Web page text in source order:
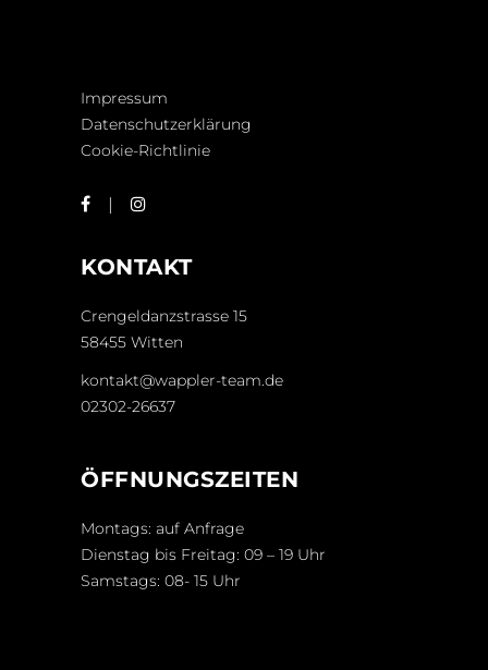
Impressum
Datenschutzerklärung
Cookie-Richtlinie
KONTAKT
Crengeldanzstrasse 15
58455 Witten
kontakt@wappler-team.de
02302-26637
ÖFFNUNGSZEITEN
Montags: auf Anfrage
Dienstag bis Freitag: 09 – 19 Uhr
Samstags: 08- 15 Uhr